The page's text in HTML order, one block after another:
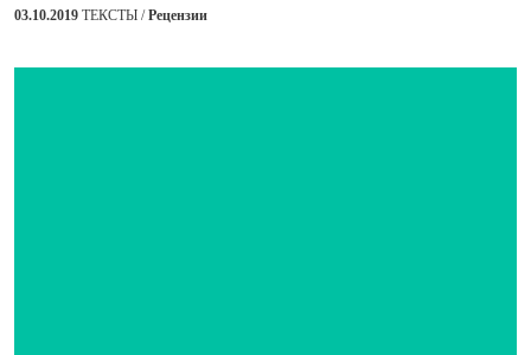
03.10.2019 ТЕКСТЫ /Рецензии